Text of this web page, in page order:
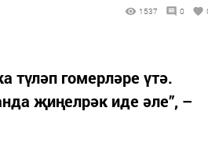
1537 0
түләп гомерләре үтә.
җиңелрәк иде әле”, –